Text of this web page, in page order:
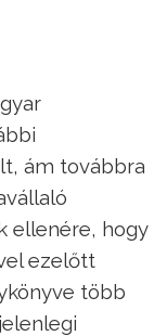
ám továbbra
ellenére, hogy
ezelőtt
több